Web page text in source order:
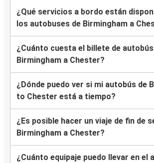
¿Qué servicios a bordo están
los autobuses de Birmingham a
¿Cuánto cuesta el billete de
Birmingham a Chester?
¿Dónde puedo ver si mi autobús de
to Chester está a tiempo?
¿Es posible hacer un viaje de fin de
Birmingham a Chester?
¿Cuánto equipaje puedo llevar en el